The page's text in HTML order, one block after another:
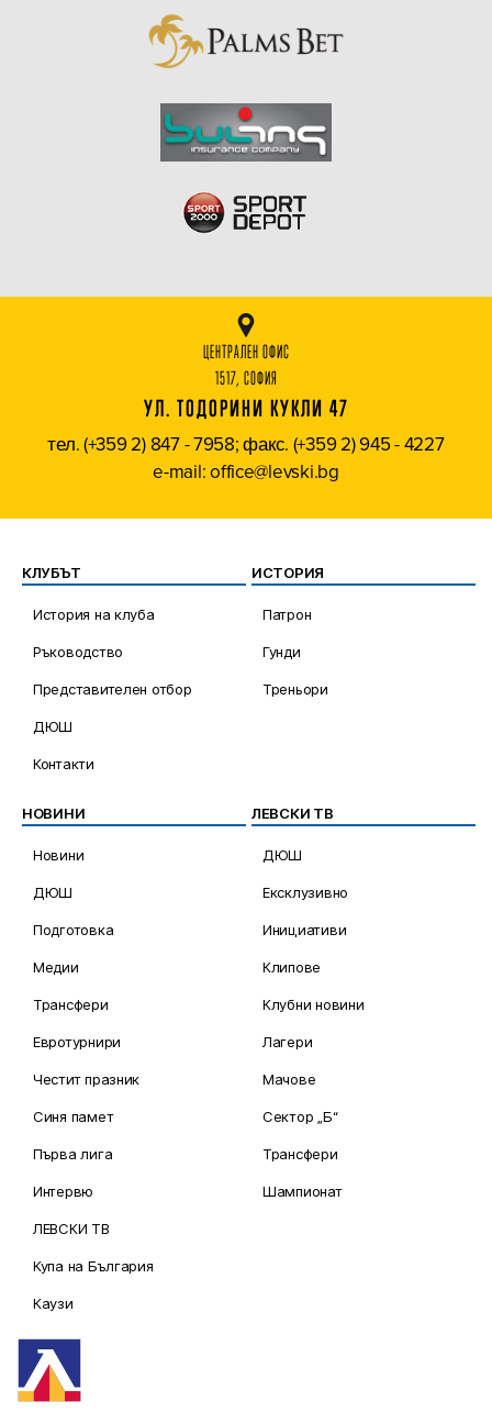
ЦЕНТРАЛЕН ОФИС
1517, СОФИЯ
УЛ. ТОДОРИНИ КУКЛИ 47
тел. (+359 2) 847 - 7958; факс. (+359 2) 945 - 4227
e-mail: office@levski.bg
КЛУБЪТ
История на клуба
Ръководство
Представителен отбор
ДЮШ
Контакти
ИСТОРИЯ
Патрон
Гунди
Треньори
НОВИНИ
Новини
ДЮШ
Подготовка
Медии
Трансфери
Евротурнири
Честит празник
Синя памет
Първа лига
Интервю
ЛЕВСКИ ТВ
Купа на България
Каузи
ЛЕВСКИ ТВ
ДЮШ
Ексклузивно
Инициативи
Клипове
Клубни новини
Лагери
Мачове
Сектор „Б“
Трансфери
Шампионат